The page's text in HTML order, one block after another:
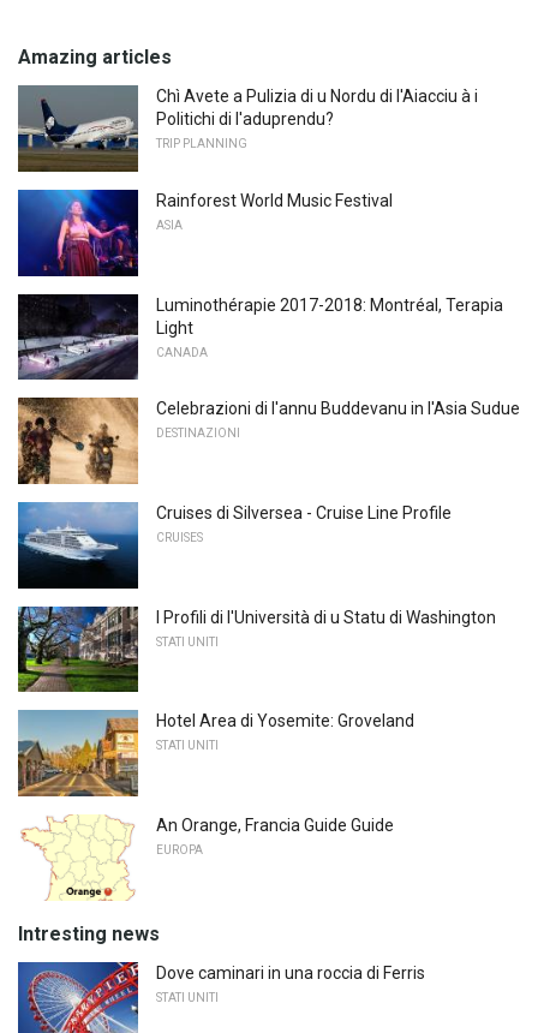
Amazing articles
Chì Avete a Pulizia di u Nordu di l'Aiacciu à i
Politichi di l'aduprendu?
TRIP PLANNING
Rainforest World Music Festival
ASIA
Luminothérapie 2017-2018: Montréal, Terapia
Light
CANADA
Celebrazioni di l'annu Buddevanu in l'Asia Sudue
DESTINAZIONI
Cruises di Silversea - Cruise Line Profile
CRUISES
I Profili di l'Università di u Statu di Washington
STATI UNITI
Hotel Area di Yosemite: Groveland
STATI UNITI
An Orange, Francia Guide Guide
EUROPA
Intresting news
Dove caminari in una roccia di Ferris
STATI UNITI